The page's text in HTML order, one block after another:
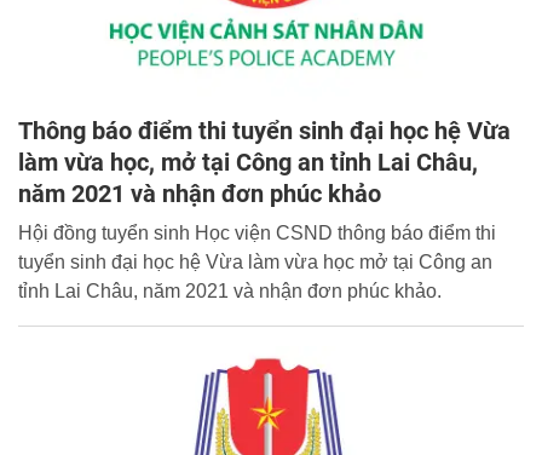
Thông báo điểm thi tuyển sinh đại học hệ Vừa
làm vừa học, mở tại Công an tỉnh Lai Châu,
năm 2021 và nhận đơn phúc khảo
Hội đồng tuyển sinh Học viện CSND thông báo điểm thi
tuyển sinh đại học hệ Vừa làm vừa học mở tại Công an
tỉnh Lai Châu, năm 2021 và nhận đơn phúc khảo.